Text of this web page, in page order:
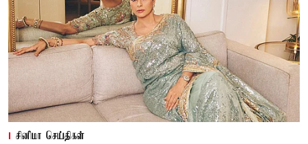
சினிமா செய்திகள்